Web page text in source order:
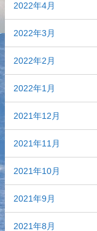
2022年4月
2022年3月
2022年2月
2022年1月
2021年12月
2021年11月
2021年10月
2021年9月
2021年8月